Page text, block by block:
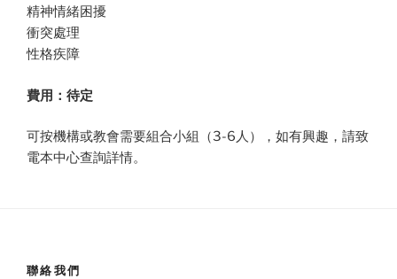
精神情緒困擾
衝突處理
性格疾障
費用：待定
可按機構或教會需要組合小組（3-6人），如有興趣，請致
電本中心查詢詳情。
聯絡我們